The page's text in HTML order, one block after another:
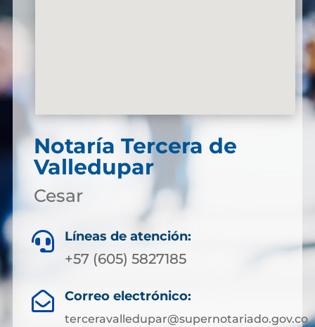
Notaría Tercera de
Valledupar
Cesar
 Líneas de atención:
+57 (605) 5827185
 Correo electrónico:
terceravalledupar@supernotariado.gov.co